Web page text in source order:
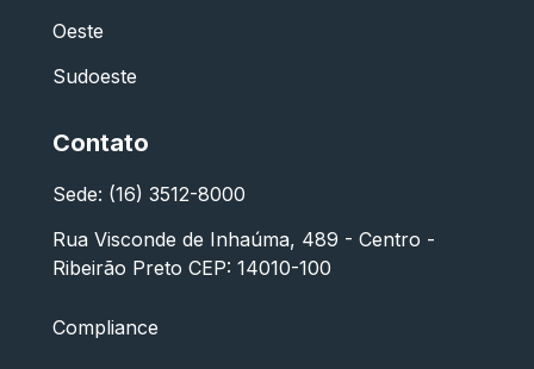
Oeste
Sudoeste
Contato
Sede: (16) 3512-8000
Rua Visconde de Inhaúma, 489 - Centro -
Ribeirão Preto CEP: 14010-100
Compliance